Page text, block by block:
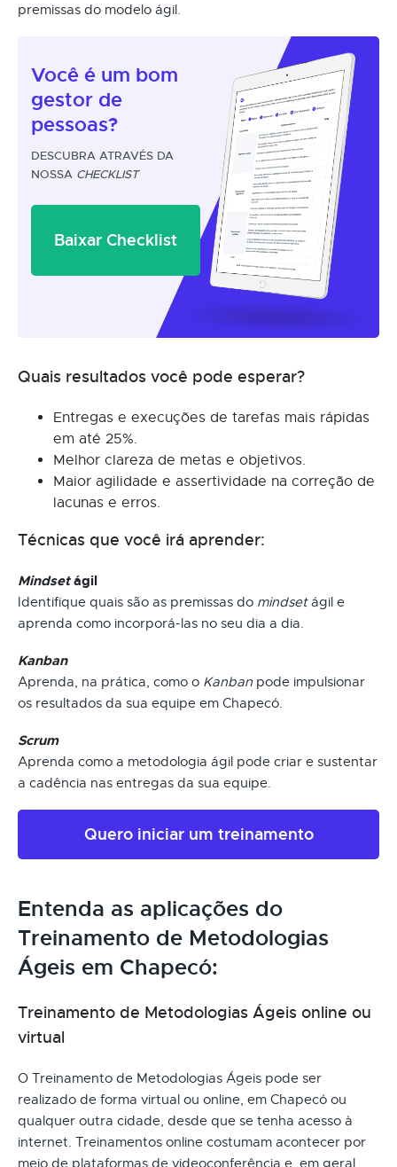
premissas do modelo ágil.
Você é um bom
gestor de
pessoas?
DESCUBRA ATRAVÉS DA
NOSSA CHECKLIST
Baixar Checklist
Quais resultados você pode esperar?
Entregas e execuções de tarefas mais rápidas
em até 25%.
Melhor clareza de metas e objetivos.
Maior agilidade e assertividade na correção de
lacunas e erros.
Técnicas que você irá aprender:
Mindsetágil
Identifique quais são as premissas do mindsetágil e
aprenda como incorporá-las no seu dia a dia.
Kanban
Aprenda, na prática, como o Kanban pode impulsionar
os resultados da sua equipe em Chapecó.
Scrum
Aprenda como a metodologia ágil pode criar e sustentar
a cadência nas entregas da sua equipe.
Quero iniciar um treinamento
Entenda as aplicações do
Treinamento de Metodologias
Ágeis em Chapecó:
Treinamento de Metodologias Ágeis online ou
virtual
O Treinamento de Metodologias Ágeis pode ser
realizado de forma virtual ou online, em Chapecó ou
qualquer outra cidade, desde que se tenha acesso à
internet. Treinamentos online costumam acontecer por
meio de plataformas de videoconferência e, em geral,